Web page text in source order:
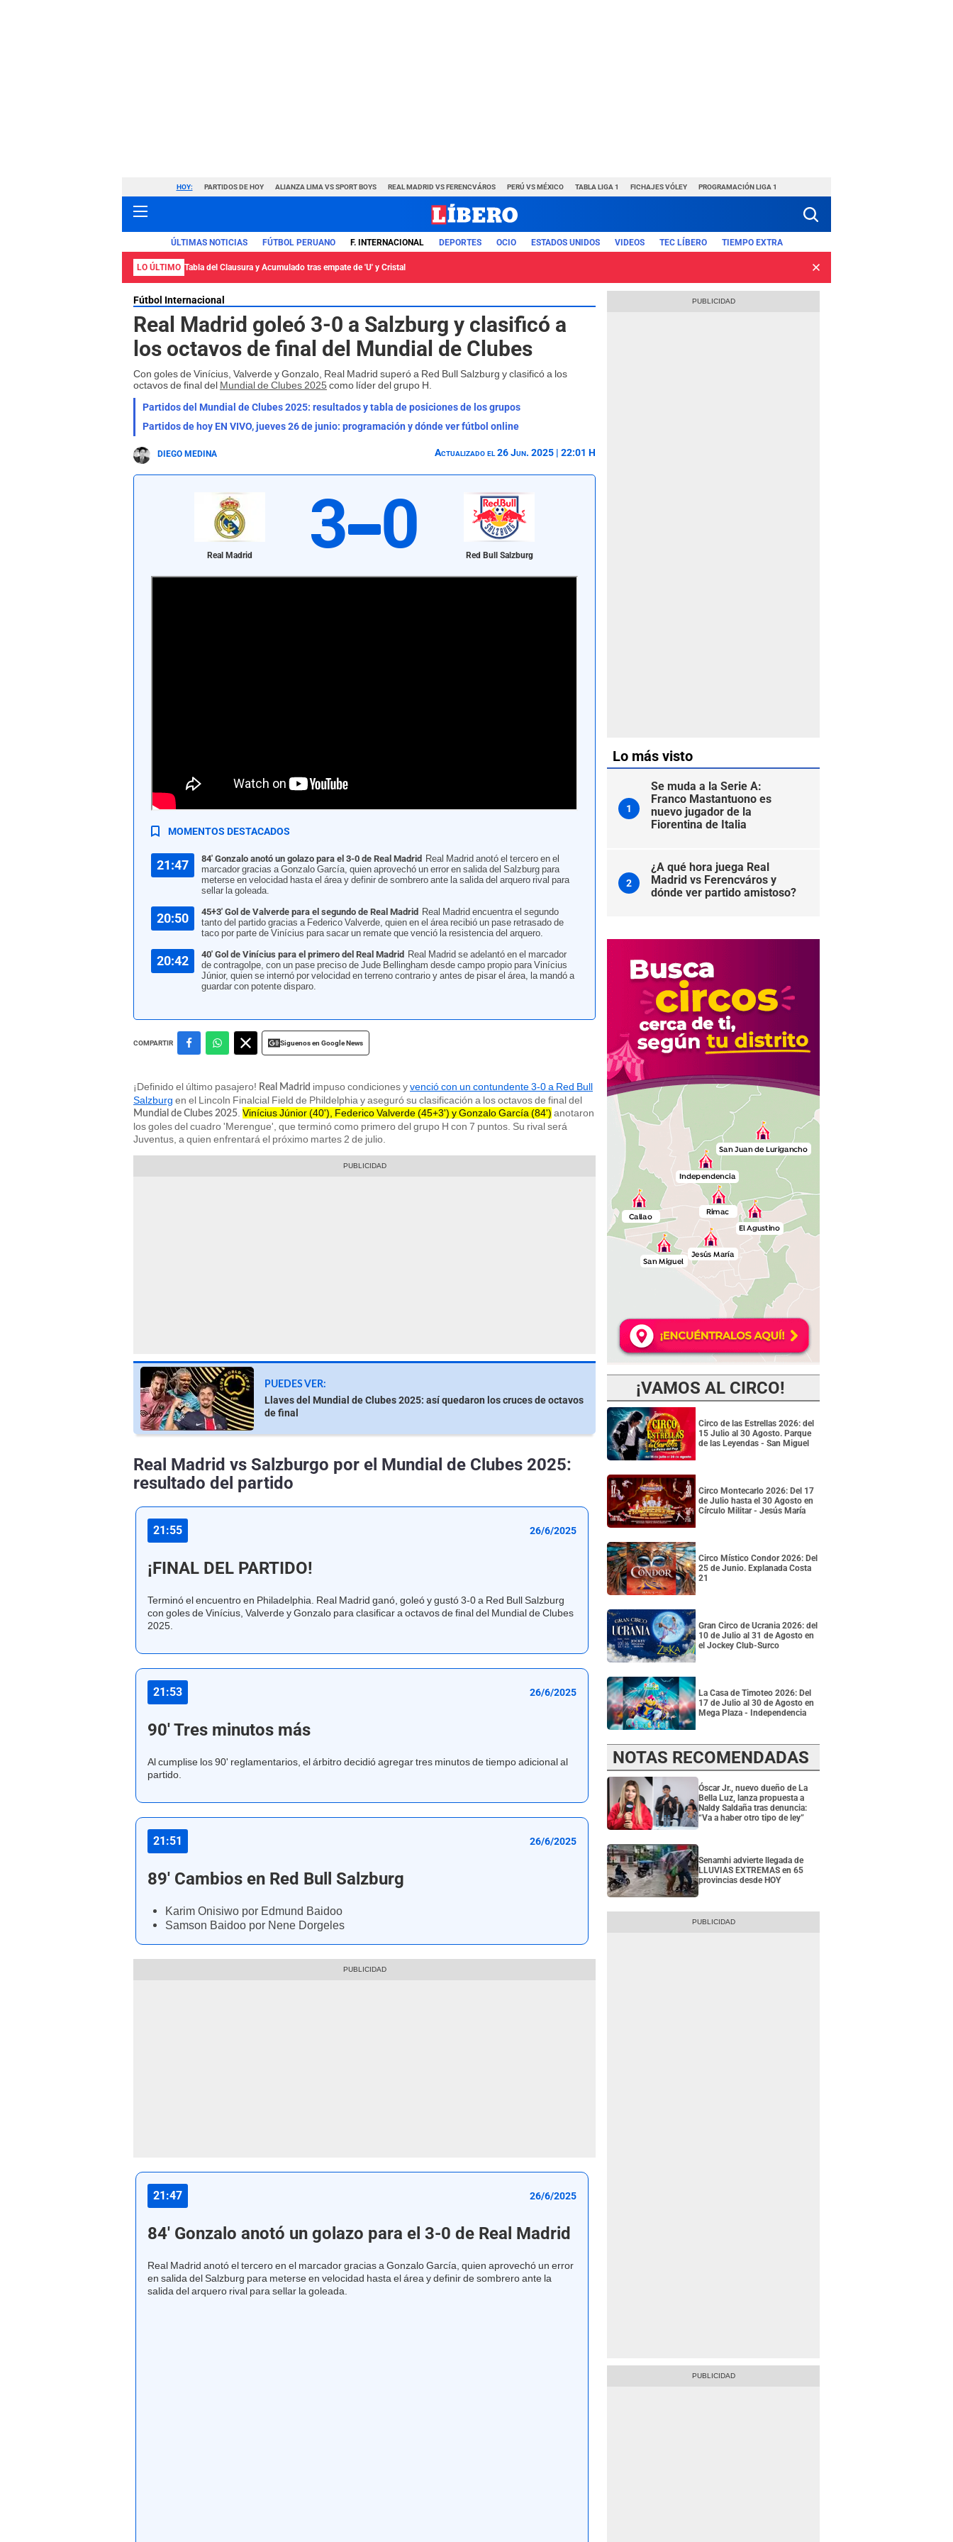
HOY: PARTIDOS DE HOY ALIANZA LIMA VS SPORT BOYS REAL MADRID VS FERENCVÁROS PERÚ VS MÉXICO TABLA LIGA 1 FICHAJES VÓLEY PROGRAMACIÓN LIGA 1
ÚLTIMAS NOTICIAS FÚTBOL PERUANO F. INTERNACIONAL DEPORTES OCIO ESTADOS UNIDOS VIDEOS TEC LÍBERO TIEMPO EXTRA
LO ÚLTIMO Tabla del Clausura y Acumulado tras empate de 'U' y Cristal
Fútbol Internacional
Real Madrid goleó 3-0 a Salzburg y clasificó a
los octavos de final del Mundial de Clubes
Con goles de Vinícius, Valverde y Gonzalo, Real Madrid superó a Red Bull Salzburg y clasificó a los
octavos de final del Mundial de Clubes 2025 como líder del grupo H.
Partidos del Mundial de Clubes 2025: resultados y tabla de posiciones de los grupos
Partidos de hoy EN VIVO, jueves 26 de junio: programación y dónde ver fútbol online
DIEGO MEDINA Actualizado el 26 Jun. 2025 | 22:01 H
Real Madrid 3 0 Red Bull Salzburg
Real Madrid venció cateóricamente a Red Bull Salzburg por el Mundial de Clubes 2025. | FIFA
MOMENTOS DESTACADOS
21:47 84' Gonzalo anotó un golazo para el 3-0 de Real Madrid Real Madrid anotó el tercero en el
marcador gracias a Gonzalo García, quien aprovechó un error en salida del Salzburg para
meterse en velocidad hasta el área y definir de sombrero ante la salida del arquero rival para
sellar la goleada.
20:50 45+3' Gol de Valverde para el segundo de Real Madrid Real Madrid encuentra el segundo
tanto del partido gracias a Federico Valverde, quien en el área recibió un pase retrasado de
taco por parte de Vinícius para sacar un remate que venció la resistencia del arquero.
20:42 40' Gol de Vinícius para el primero del Real Madrid Real Madrid se adelantó en el marcador
de contragolpe, con un pase preciso de Jude Bellingham desde campo propio para Vinícius
Júnior, quien se internó por velocidad en terreno contrario y antes de pisar el área, la mandó a
guardar con potente disparo.
COMPARTIR Siguenos en Google News
¡Definido el último pasajero! Real Madrid impuso condiciones yvenció con un contundente 3-0 a Red Bull
Salzburg en el Lincoln Finalcial Field de Phildelphia y aseguró su clasificación a los octavos de final del
Mundial de Clubes 2025. Vinícius Júnior (40'), Federico Valverde (45+3') y Gonzalo García (84') anotaron
los goles del cuadro 'Merengue', que terminó como primero del grupo H con 7 puntos. Su rival será
Juventus, a quien enfrentará el próximo martes 2 de julio.
PUEDES VER:
Llaves del Mundial de Clubes 2025: así quedaron los cruces de octavos
de final
Real Madrid vs Salzburgo por el Mundial de Clubes 2025:
resultado del partido
21:55 26/6/2025
¡FINAL DEL PARTIDO!
Terminó el encuentro en Philadelphia. Real Madrid ganó, goleó y gustó 3-0 a Red Bull Salzburg
con goles de Vinícius, Valverde y Gonzalo para clasificar a octavos de final del Mundial de Clubes
2025.
21:53 26/6/2025
90' Tres minutos más
Al cumplise los 90' reglamentarios, el árbitro decidió agregar tres minutos de tiempo adicional al
partido.
21:51 26/6/2025
89' Cambios en Red Bull Salzburg
Karim Onisiwo por Edmund Baidoo
Samson Baidoo por Nene Dorgeles
21:47 26/6/2025
84' Gonzalo anotó un golazo para el 3-0 de Real Madrid
Real Madrid anotó el tercero en el marcador gracias a Gonzalo García, quien aprovechó un error
en salida del Salzburg para meterse en velocidad hasta el área y definir de sombrero ante la
salida del arquero rival para sellar la goleada.
Lo más visto
1
Se muda a la Serie A:
Franco Mastantuono es
nuevo jugador de la
Fiorentina de Italia
2
¿A qué hora juega Real
Madrid vs Ferencváros y
dónde ver partido amistoso?
¡VAMOS AL CIRCO!
Circo de las Estrellas 2026: del
15 Julio al 30 Agosto. Parque
de las Leyendas - San Miguel
Circo Montecarlo 2026: Del 17
de Julio hasta el 30 Agosto en
Círculo Militar - Jesús María
Circo Místico Condor 2026: Del
25 de Junio. Explanada Costa
21
Gran Circo de Ucrania 2026: del
10 de Julio al 31 de Agosto en
el Jockey Club-Surco
La Casa de Timoteo 2026: Del
17 de Julio al 30 de Agosto en
Mega Plaza - Independencia
NOTAS RECOMENDADAS
Óscar Jr., nuevo dueño de La
Bella Luz, lanza propuesta a
Naldy Saldaña tras denuncia:
“Va a haber otro tipo de ley”
Senamhi advierte llegada de
LLUVIAS EXTREMAS en 65
provincias desde HOY